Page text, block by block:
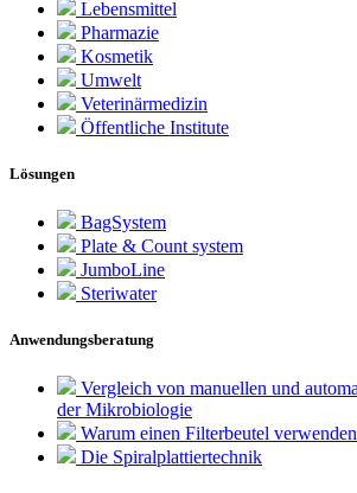
Lebensmittel
Pharmazie
Kosmetik
Umwelt
Veterinärmedizin
Öffentliche Institute
Lösungen
BagSystem
Plate & Count system
JumboLine
Steriwater
Anwendungsberatung
Vergleich von manuellen und
der Mikrobiologie
Warum einen Filterbeutel
Die Spiralplattier­technik